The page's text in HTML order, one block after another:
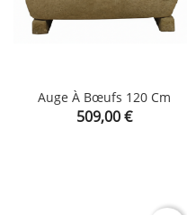
Auge À Bœufs 120 Cm
Prix
509,00 €